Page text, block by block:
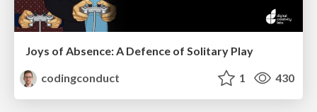
Joys of Absence: A Defence of Solitary Play
codingconduct
1 430